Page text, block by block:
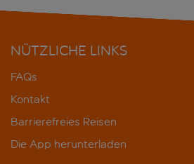
NÜTZLICHE LINKS
FAQs
Kontakt
Barrierefreies Reisen
Die App herunterladen